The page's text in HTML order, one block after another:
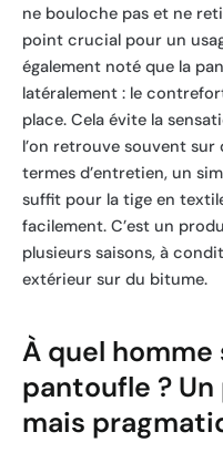
ne bouloche pas et ne
point crucial pour un
également noté que la
latéralement : le
place. Cela évite la
l’on retrouve souvent sur
termes d’entretien, un
suffit pour la tige en
facilement. C’est un
plusieurs saisons, à
extérieur sur du bitume.
À quel homme
pantoufle ?
mais